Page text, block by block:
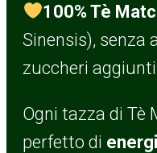
100% Tè
Sinensis), senza
zuccheri
Ogni tazza di Tè
perfetto di